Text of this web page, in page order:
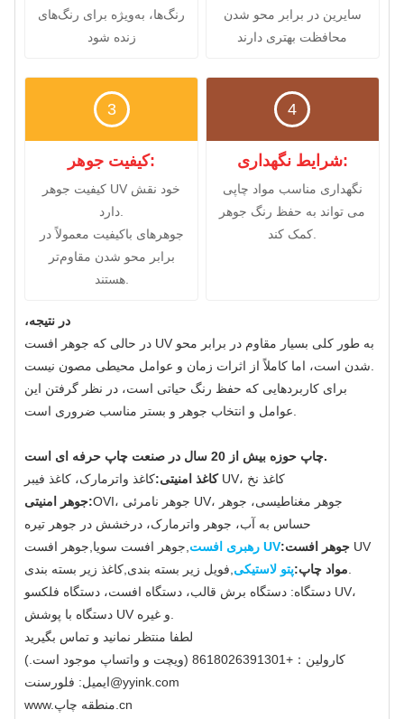
رنگ‌ها، به‌ویژه برای رنگ‌های
زنده شود
سایرین در برابر محو شدن
محافظت بهتری دارند
3
کیفیت جوهر:
کیفیت جوهر UV خود نقش
دارد.
جوهرهای باکیفیت معمولاً در
برابر محو شدن مقاوم‌تر
هستند.
4
شرایط نگهداری:
نگهداری مناسب مواد چاپی
می تواند به حفظ رنگ جوهر
کمک کند.
در نتیجه،
در حالی که جوهر افست UV به طور کلی بسیار مقاوم در برابر محو
شدن است، اما کاملاً از اثرات زمان و عوامل محیطی مصون نیست.
برای کاربردهایی که حفظ رنگ حیاتی است، در نظر گرفتن این
عوامل و انتخاب جوهر و بستر مناسب ضروری است.
چاپ حوزه بیش از 20 سال در صنعت چاپ حرفه ای است.
کاغذ امنیتی:
کاغذ واترمارک، کاغذ فیبر UV، کاغذ نخ
جوهر امنیتی:OVI، جوهر نامرئی UV، جوهر مغناطیسی، جوهر
حساس به آب، جوهر واترمارک، درخشش در جوهر تیره
جوهر افست:رهبری افست UV
,جوهر افست سویا,جوهر افست UV
مواد چاپ:پتو لاستیکی
,فویل زیر بسته بندی,کاغذ زیر بسته بندی.
دستگاه: دستگاه برش قالب، دستگاه افست، دستگاه فلکسو UV،
دستگاه با پوشش UV و غیره.
کارولین：+8618026391301 (ویچت و واتساپ موجود است.)
ایمیل: فلورسنت@yyink.com
www.منطقه چاپ.cn